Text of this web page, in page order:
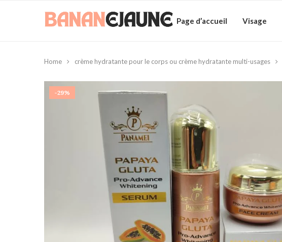
Page d’accueil Visage
Home crème hydratante pour le corps ou crème hydratante multi-usages
-29%